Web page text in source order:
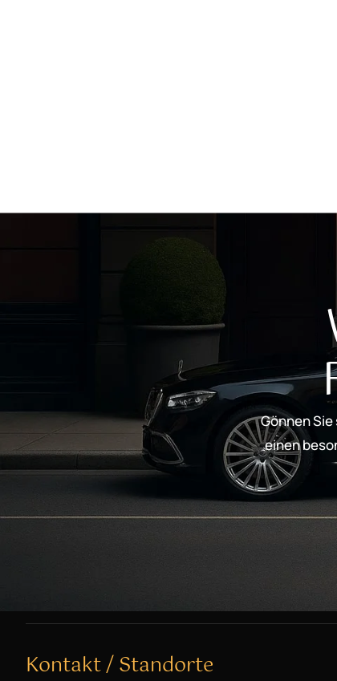
Gönnen
einen
Kontakt / Standorte